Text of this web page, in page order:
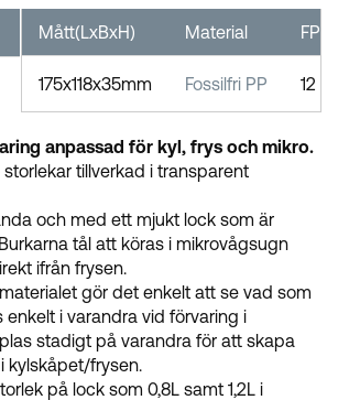
Mått(LxBxH) Material FP
175x118x35mm Fossilfri PP 12
anpassad för kyl, frys och mikro.
tillverkad i transparent
och med ett mjukt lock som är
tål att köras i mikrovågsugn
ifrån frysen.
gör det enkelt att se vad som
enkelt i varandra vid förvaring i
stadigt på varandra för att skapa
kylskåpet/frysen.
på lock som 0,8L samt 1,2L i